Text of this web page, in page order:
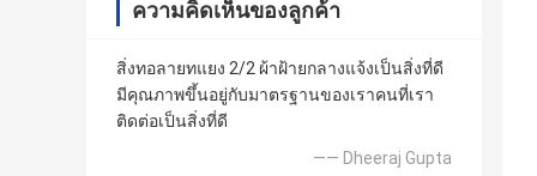
ความคิดเห็นของลูกค้า
สิ่งทอลายทแยง 2/2 ผ้าฝ้ายกลางแจ้งเป็นสิ่งที่ดี
มีคุณภาพขึ้นอยู่กับมาตรฐานของเราคนที่เรา
ติดต่อเป็นสิ่งที่ดี
—— Dheeraj Gupta